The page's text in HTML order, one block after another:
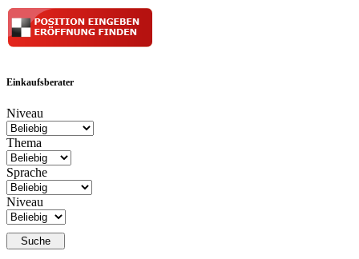
Einkaufsberater
Niveau
Thema
Sprache
Niveau
Suche